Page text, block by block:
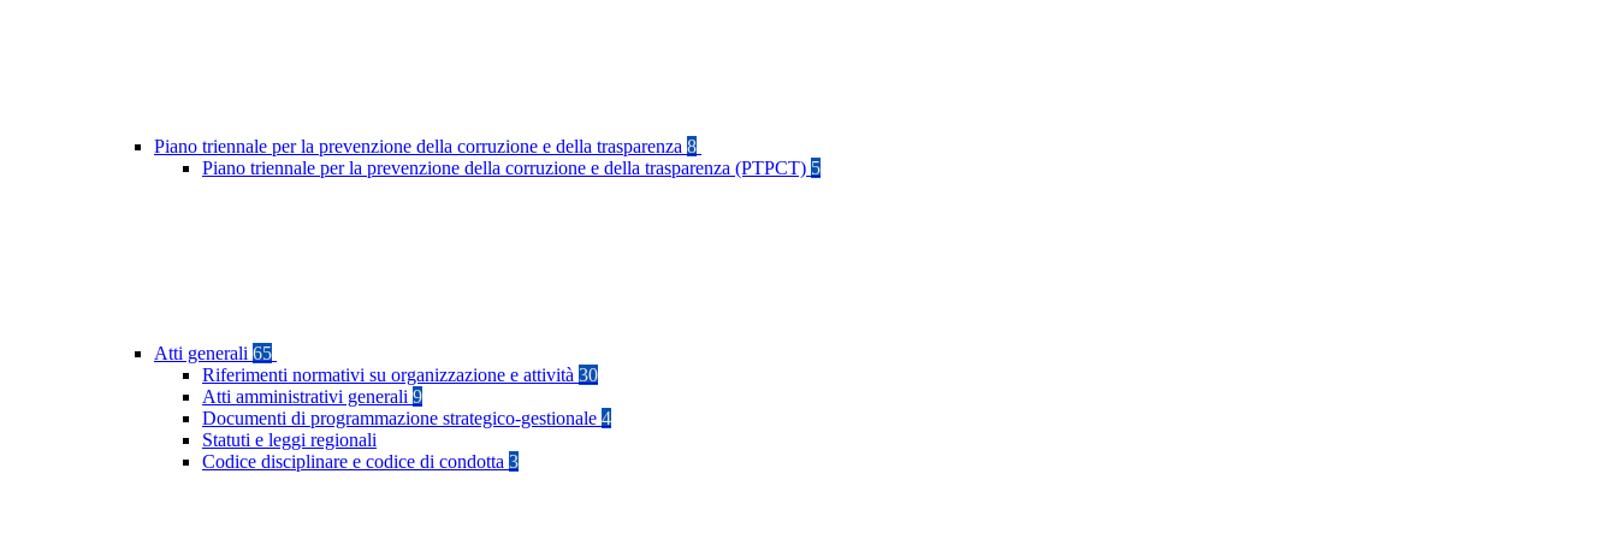
Piano triennale per la prevenzione della corruzione e della trasparenza 8
Piano triennale per la prevenzione della corruzione e della trasparenza (PTPCT) 5
Atti generali 65
Riferimenti normativi su organizzazione e attività 30
Atti amministrativi generali 9
Documenti di programmazione strategico-gestionale 4
Statuti e leggi regionali
Codice disciplinare e codice di condotta 3